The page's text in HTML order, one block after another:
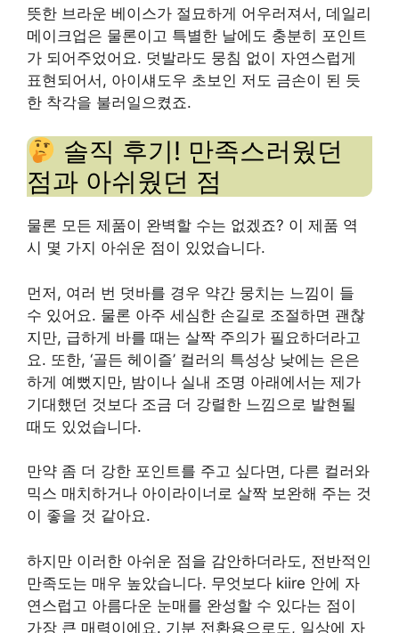
뜻한 브라운 베이스가 절묘하게 어우러져서, 데일리
메이크업은 물론이고 특별한 날에도 충분히 포인트
가 되어주었어요. 덧발라도 뭉침 없이 자연스럽게
표현되어서, 아이섀도우 초보인 저도 금손이 된 듯
한 착각을 불러일으켰죠.
솔직 후기! 만족스러웠던
점과 아쉬웠던 점
물론 모든 제품이 완벽할 수는 없겠죠? 이 제품 역
시 몇 가지 아쉬운 점이 있었습니다.
먼저, 여러 번 덧바를 경우 약간 뭉치는 느낌이 들
수 있어요. 물론 아주 세심한 손길로 조절하면 괜찮
지만, 급하게 바를 때는 살짝 주의가 필요하더라고
요. 또한, ‘골든 헤이즐’ 컬러의 특성상 낮에는 은은
하게 예뻤지만, 밤이나 실내 조명 아래에서는 제가
기대했던 것보다 조금 더 강렬한 느낌으로 발현될
때도 있었습니다.
만약 좀 더 강한 포인트를 주고 싶다면, 다른 컬러와
믹스 매치하거나 아이라이너로 살짝 보완해 주는 것
이 좋을 것 같아요.
하지만 이러한 아쉬운 점을 감안하더라도, 전반적인
만족도는 매우 높았습니다. 무엇보다 kiire 안에 자
연스럽고 아름다운 눈매를 완성할 수 있다는 점이
가장 큰 매력이에요. 기분 전환용으로도, 일상에 자